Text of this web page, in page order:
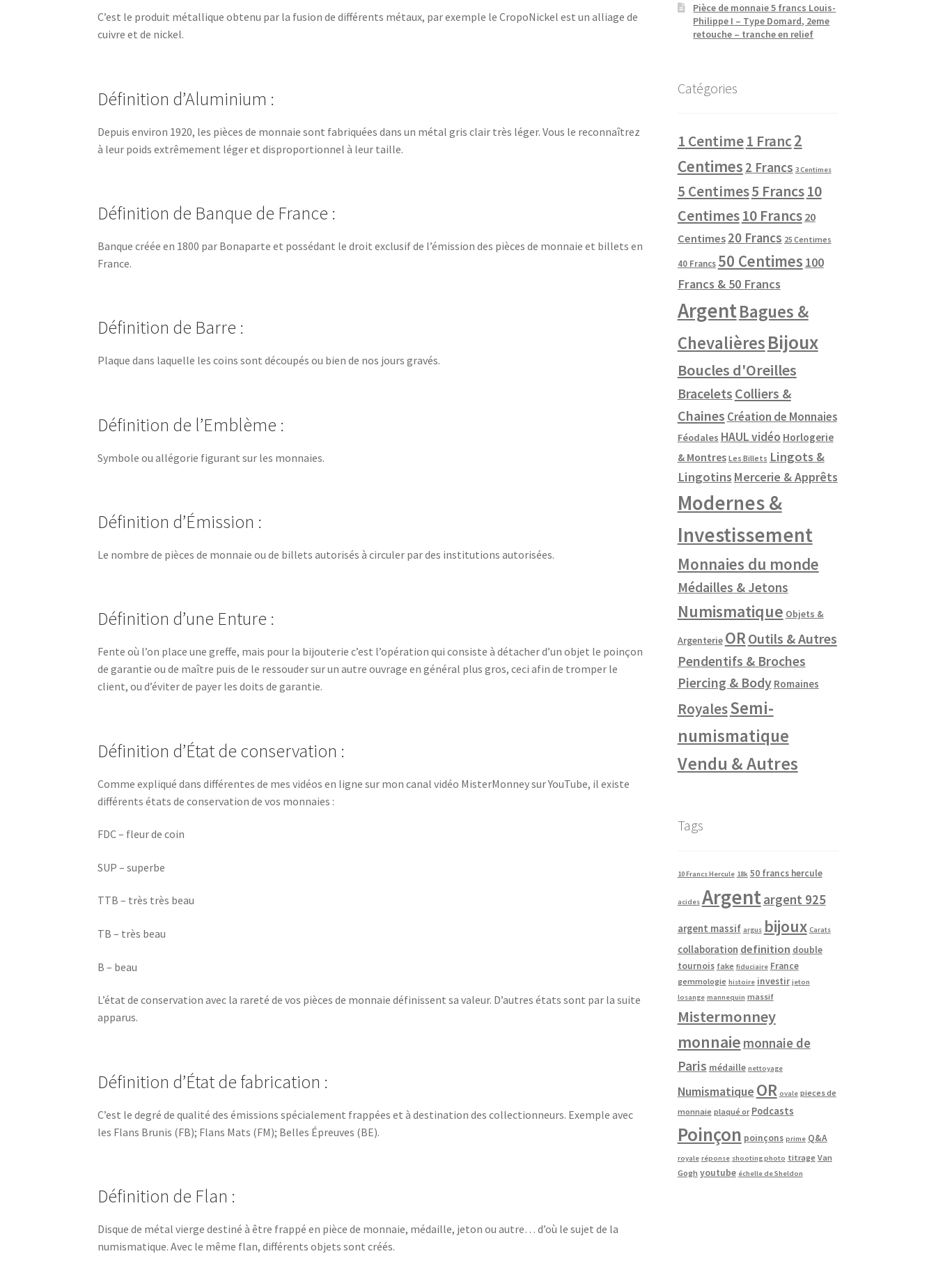
C’est le produit métallique obtenu par la fusion de différents métaux, par exemple le CropoNickel est un alliage de
cuivre et de nickel.
Définition d’Aluminium :
Depuis environ 1920, les pièces de monnaie sont fabriquées dans un métal gris clair très léger. Vous le reconnaîtrez
à leur poids extrêmement léger et disproportionnel à leur taille.
Définition de Banque de France :
Banque créée en 1800 par Bonaparte et possédant le droit exclusif de l’émission des pièces de monnaie et billets en
France.
Définition de Barre :
Plaque dans laquelle les coins sont découpés ou bien de nos jours gravés.
Définition de l’Emblème :
Symbole ou allégorie figurant sur les monnaies.
Définition d’Émission :
Le nombre de pièces de monnaie ou de billets autorisés à circuler par des institutions autorisées.
Définition d’une Enture :
Fente où l’on place une greffe, mais pour la bijouterie c’est l’opération qui consiste à détacher d’un objet le poinçon
de garantie ou de maître puis de le ressouder sur un autre ouvrage en général plus gros, ceci afin de tromper le
client, ou d’éviter de payer les doits de garantie.
Définition d’État de conservation :
Comme expliqué dans différentes de mes vidéos en ligne sur mon canal vidéo MisterMonney sur YouTube, il existe
différents états de conservation de vos monnaies :
FDC – fleur de coin
SUP – superbe
TTB – très très beau
TB – très beau
B – beau
L’état de conservation avec la rareté de vos pièces de monnaie définissent sa valeur. D’autres états sont par la suite
apparus.
Définition d’État de fabrication :
C’est le degré de qualité des émissions spécialement frappées et à destination des collectionneurs. Exemple avec
les Flans Brunis (FB); Flans Mats (FM); Belles Épreuves (BE).
Définition de Flan :
Disque de métal vierge destiné à être frappé en pièce de monnaie, médaille, jeton ou autre… d’où le sujet de la
numismatique. Avec le même flan, différents objets sont créés.
Pièce de monnaie 5 francs Louis-
Philippe I – Type Domard, 2eme
retouche – tranche en relief
Catégories
1 Centime1 Franc2
Centimes 2 Francs 3 Centimes
5 Centimes5 Francs10
Centimes10 Francs 20
Centimes 20 Francs 25 Centimes
40 Francs 50 Centimes 100
Francs & 50 Francs
ArgentBagues &
ChevalièresBijoux
Boucles d'Oreilles
Bracelets Colliers &
Chaines Création de Monnaies
Féodales HAUL vidéo Horlogerie
& Montres Les Billets Lingots &
Lingotins Mercerie & Apprêts
Modernes &
Investissement
Monnaies du monde
Médailles & Jetons
Numismatique Objets &
Argenterie OR Outils & Autres
Pendentifs & Broches
Piercing & Body Romaines
RoyalesSemi-
numismatique
Vendu & Autres
Tags
10 Francs Hercule 18k 50 francs hercule
acides Argentargent 925
argent massif argus bijoux Carats
collaboration definition double
tournois fake fiduciaire France
gemmologie histoire investir jeton
losange mannequin massif
Mistermonney
monnaie monnaie de
Paris médaille nettoyage
Numismatique OR ovale pieces de
monnaie plaqué or Podcasts
Poinçon poinçons prime Q&A
royale réponse shooting photo titrage Van
Gogh youtube échelle de Sheldon